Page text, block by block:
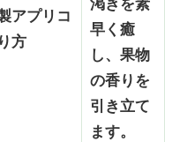
アプリコ
方
渇きを素
早く癒
し、果物
の香りを
引き立て
ます。